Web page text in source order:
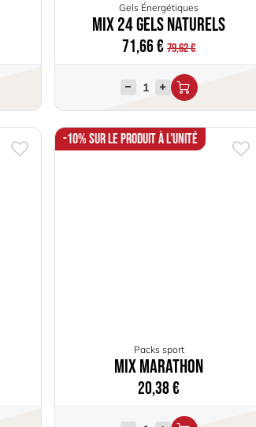
Gels Énergétiques
Mix 24 Gels naturels
71,66€ 79,62€
-10% sur le produit à l'unité
Packs sport
Mix Marathon
20,38€